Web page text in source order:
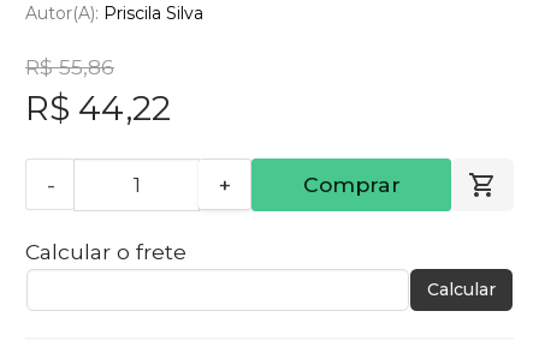
Autor(a): Priscila Silva
R$ 55,86
R$ 44,22
- + Comprar
Calcular o frete
Calcular